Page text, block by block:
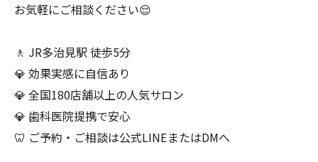
お気軽にご相談ください😌
🚶 JR多治見駅 徒歩5分
💎 効果実感に自信あり
💎 全国180店舗以上の人気サロン
💎 歯科医院提携で安心
🦷 ご予約・ご相談は公式LINEまたはDMへ